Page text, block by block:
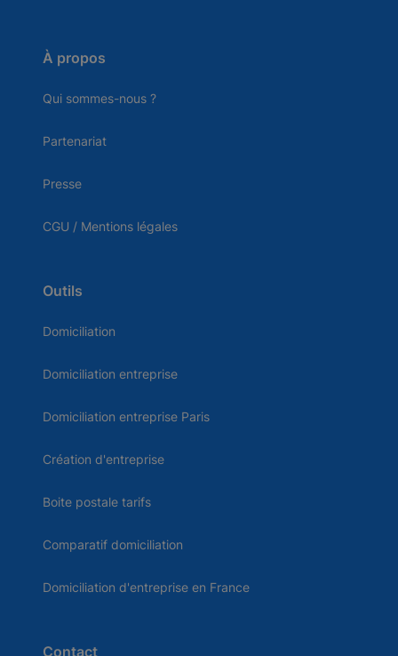
À propos
Qui sommes-nous ?
Partenariat
Presse
CGU / Mentions légales
Outils
Domiciliation
Domiciliation entreprise
Domiciliation entreprise Paris
Création d'entreprise
Boite postale tarifs
Comparatif domiciliation
Domiciliation d'entreprise en France
Contact